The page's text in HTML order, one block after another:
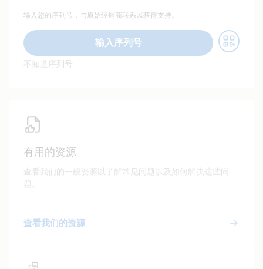
输入您的序列号，与原始经销商联系以获得支持。
输入序列号
不知道序列号
有用的资源
查看我们的一般资源以了解常见问题以及如何解决这些问
题。
查看我们的资源